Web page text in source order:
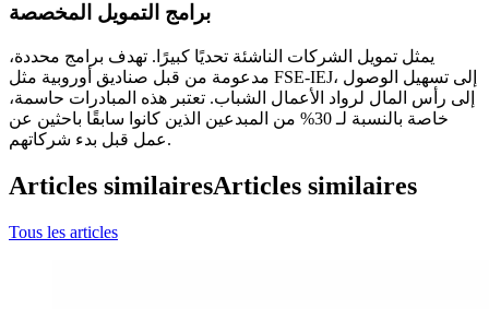
برامج التمويل المخصصة
يمثل تمويل الشركات الناشئة تحديًا كبيرًا. تهدف برامج محددة،
مدعومة من قبل صناديق أوروبية مثل FSE-IEJ، إلى تسهيل الوصول
إلى رأس المال لرواد الأعمال الشباب. تعتبر هذه المبادرات حاسمة،
خاصة بالنسبة لـ 30% من المبدعين الذين كانوا سابقًا باحثين عن
عمل قبل بدء شركاتهم.
Articles similairesArticles similaires
Tous les articles